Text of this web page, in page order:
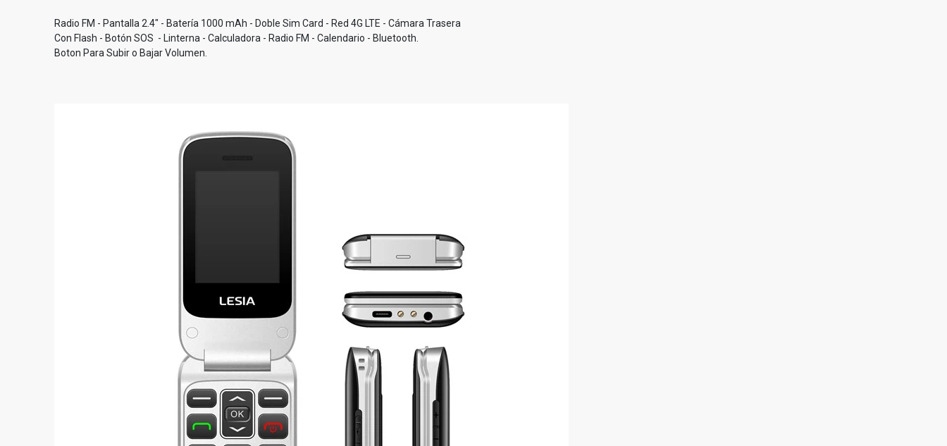
Radio FM - Pantalla 2.4" - Batería 1000 mAh - Doble Sim Card - Red 4G LTE - Cámara Trasera
Con Flash - Botón SOS - Linterna - Calculadora - Radio FM - Calendario - Bluetooth.
Boton Para Subir o Bajar Volumen.